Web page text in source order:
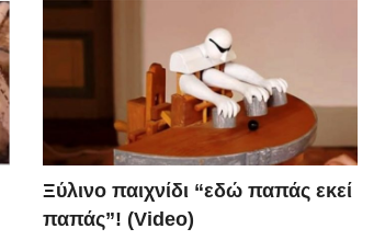
Ξύλινο παιχνίδι “εδώ παπάς εκεί
παπάς”! (Video)